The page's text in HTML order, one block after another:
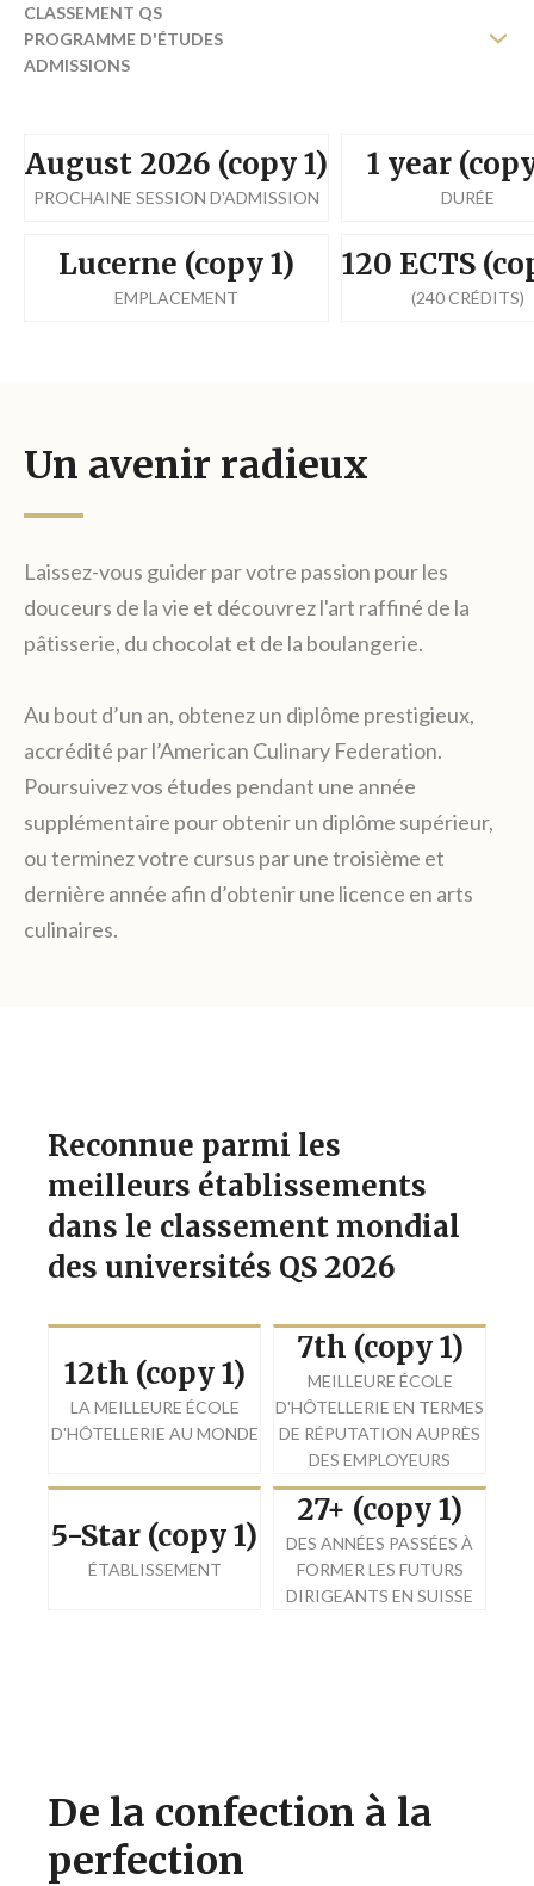
CLASSEMENT QS
PROGRAMME D'ÉTUDES
ADMISSIONS
August 2026 (copy 1)
PROCHAINE SESSION D'ADMISSION
1 year
DURÉE
Lucerne (copy 1)
EMPLACEMENT
120 ECTS
(240 CRÉDITS)
Un avenir radieux
Laissez-vous guider par votre passion pour les
douceurs de la vie et découvrez l'art raffiné de la
pâtisserie, du chocolat et de la boulangerie.
Au bout d’un an, obtenez un diplôme prestigieux,
accrédité par l’American Culinary Federation.
Poursuivez vos études pendant une année
supplémentaire pour obtenir un diplôme supérieur,
ou terminez votre cursus par une troisième et
dernière année afin d’obtenir une licence en arts
culinaires.
Reconnue parmi les
meilleurs établissements
dans le classement mondial
des universités QS 2026
12th (copy 1)
LA MEILLEURE ÉCOLE
D'HÔTELLERIE AU MONDE
7th (copy 1)
MEILLEURE ÉCOLE
D'HÔTELLERIE EN TERMES
DE RÉPUTATION AUPRÈS
DES EMPLOYEURS
5-Star (copy 1)
ÉTABLISSEMENT
27+ (copy 1)
DES ANNÉES PASSÉES À
FORMER LES FUTURS
DIRIGEANTS EN SUISSE
De la confection à la
perfection